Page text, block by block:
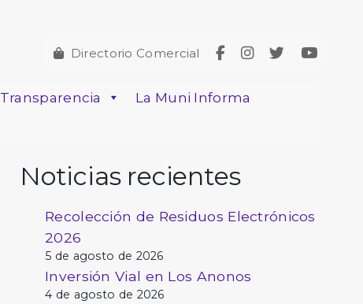
Directorio Comercial
Transparencia
La Muni Informa
Noticias recientes
Recolección de Residuos Electrónicos
2026
5 de agosto de 2026
Inversión Vial en Los Anonos
4 de agosto de 2026